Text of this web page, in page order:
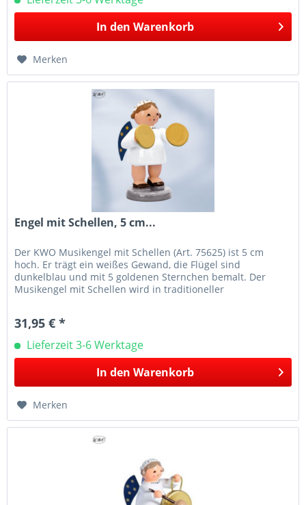
In den Warenkorb
Merken
Engel mit Schellen, 5 cm...
Der KWO Musikengel mit Schellen (Art. 75625) ist 5 cm
hoch. Er trägt ein weißes Gewand, die Flügel sind
dunkelblau und mit 5 goldenen Sternchen bemalt. Der
Musikengel mit Schellen wird in traditioneller
31,95 € *
Lieferzeit 3-6 Werktage
In den Warenkorb
Merken